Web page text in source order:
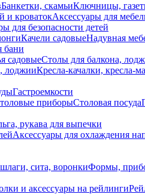
Банкетки, скамьиКлючницы,
и кроватокАксессуары для
для безопасности детей
Качели садовыеНадувная
бани
садовыеСтолы для балкона,
лоджииКресла-качалки, кресла-
Гастроемкости
приборыСтоловая посуда
рукава для выпечки
Аксессуары для охлаждения
сита, воронкиФормы,
и аксессуары на рейлинги